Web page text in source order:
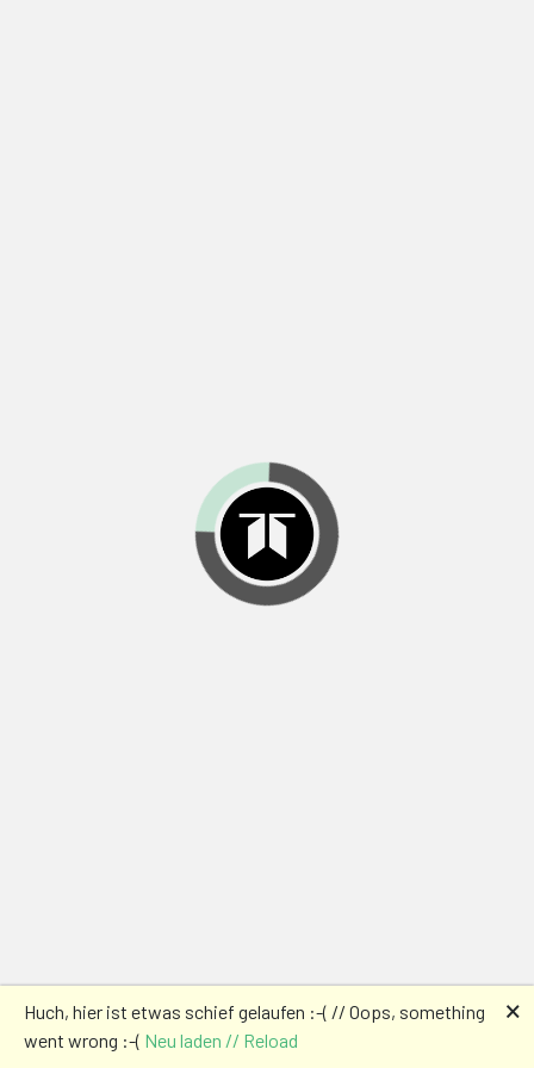
Huch, hier ist etwas schief gelaufen :-( // Oops, something
went wrong :-( Neu laden // Reload
🗙